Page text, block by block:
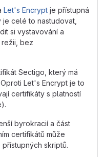
Let's Encrypt je přístupná
celé to nastudovat,
si vystavování a
bez
Sectigo, který má
Oproti Let's Encrypt je to
certifikáty s platností
byrokracií a část
certifikátů může
skriptů.